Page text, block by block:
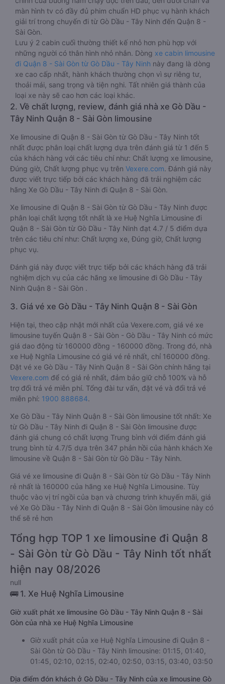
màn hình tv có đầy đủ phim chuẩn HD phục vụ hành khách
giải trí trong chuyến đi từ Gò Dầu - Tây Ninh đến Quận 8 -
Sài Gòn.
Lưu ý 2 cabin cuối thường thiết kế nhỏ hơn phù hợp với
những người có thân hình nhỏ nhắn. Dòng xe cabin limousine
đi Quận 8 - Sài Gòn từ Gò Dầu - Tây Ninh này đang là dòng
xe cao cấp nhất, hành khách thường chọn vì sự riêng tư,
thoải mái, sang trọng và tiện nghi. Tất nhiên giá thành của
loại xe này sẽ cao hơn các loại khác.
2. Về chất lượng, review, đánh giá nhà xe Gò Dầu -
Tây Ninh Quận 8 - Sài Gòn limousine
Xe limousine đi Quận 8 - Sài Gòn từ Gò Dầu - Tây Ninh tốt
nhất được phân loại chất lượng dựa trên đánh giá từ 1 đến 5
của khách hàng với các tiêu chí như: Chất lượng xe limousine,
Đúng giờ, Chất lượng phục vụ trên Vexere.com. Đánh giá này
được viết trực tiếp bởi các khách hàng đã trải nghiệm các
hãng Xe Gò Dầu - Tây Ninh đi Quận 8 - Sài Gòn.
Xe limousine đi Quận 8 - Sài Gòn từ Gò Dầu - Tây Ninh được
phân loại chất lượng tốt nhất là xe Huệ Nghĩa Limousine đi
Quận 8 - Sài Gòn từ Gò Dầu - Tây Ninh đạt 4.7 / 5 điểm dựa
trên các tiêu chí như: Chất lượng xe, Đúng giờ, Chất lượng
phục vụ.
Đánh giá này được viết trực tiếp bởi các khách hàng đã trải
nghiệm dịch vụ của các hãng xe limousine đi Gò Dầu - Tây
Ninh Quận 8 - Sài Gòn .
3. Giá vé xe Gò Dầu - Tây Ninh Quận 8 - Sài Gòn
Hiện tại, theo cập nhật mới nhất của Vexere.com, giá vé xe
limousine tuyến Quận 8 - Sài Gòn - Gò Dầu - Tây Ninh có mức
giá dao động từ 160000 đồng - 160000 đồng. Trong đó, nhà
xe Huệ Nghĩa Limousine có giá vé rẻ nhất, chỉ 160000 đồng.
Đặt vé xe Gò Dầu - Tây Ninh Quận 8 - Sài Gòn chính hãng tại
Vexere.com để có giá rẻ nhất, đảm bảo giữ chỗ 100% và hỗ
trợ đổi trả vé miễn phí. Tổng đài tư vấn, đặt vé và đổi trả vé
miễn phí: 1900 888684.
Xe Gò Dầu - Tây Ninh Quận 8 - Sài Gòn limousine tốt nhất: Xe
từ Gò Dầu - Tây Ninh đi Quận 8 - Sài Gòn limousine được
đánh giá chung có chất lượng Trung bình với điểm đánh giá
trung bình từ 4.7/5 dựa trên 347 phản hồi của hành khách Xe
limousine về Quận 8 - Sài Gòn từ Gò Dầu - Tây Ninh.
Giá vé xe limousine đi Quận 8 - Sài Gòn từ Gò Dầu - Tây Ninh
rẻ nhất là 160000 của hãng xe Huệ Nghĩa Limousine. Tùy
thuộc vào vị trí ngồi của bạn và chương trình khuyến mãi, giá
vé Xe Gò Dầu - Tây Ninh đi Quận 8 - Sài Gòn limousine này có
thể sẽ rẻ hơn
Tổng hợp TOP 1 xe limousine đi Quận 8
- Sài Gòn từ Gò Dầu - Tây Ninh tốt nhất
hiện nay 08/2026
null
🚌 1. Xe Huệ Nghĩa Limousine
Giờ xuất phát xe limousine Gò Dầu - Tây Ninh Quận 8 - Sài
Gòn của nhà xe Huệ Nghĩa Limousine
Giờ xuất phát của xe Huệ Nghĩa Limousine đi Quận 8 -
Sài Gòn từ Gò Dầu - Tây Ninh limousine: 01:15, 01:40,
01:45, 02:10, 02:15, 02:40, 02:50, 03:15, 03:40, 03:50
Địa điểm đón khách ở Gò Dầu - Tây Ninh của xe limousine Gò